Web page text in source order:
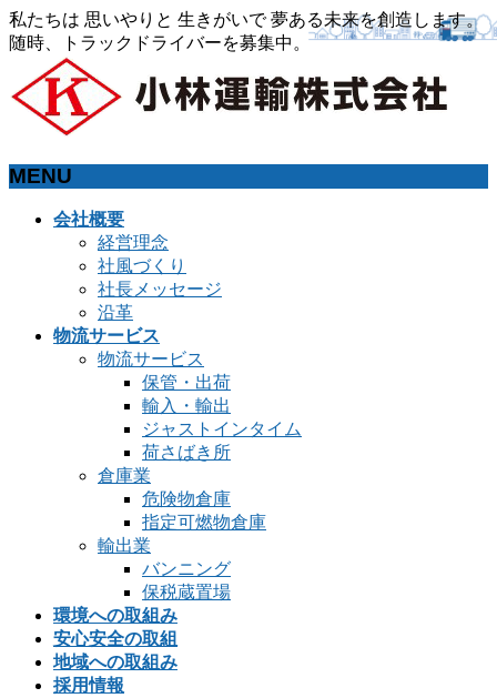
私たちは 思いやりと 生きがいで 夢ある未来を創造します。
随時、トラックドライバーを募集中。
MENU
会社概要
経営理念
社風づくり
社長メッセージ
沿革
物流サービス
物流サービス
保管・出荷
輸入・輸出
ジャストインタイム
荷さばき所
倉庫業
危険物倉庫
指定可燃物倉庫
輸出業
バンニング
保税蔵置場
環境への取組み
安心安全の取組
地域への取組み
採用情報